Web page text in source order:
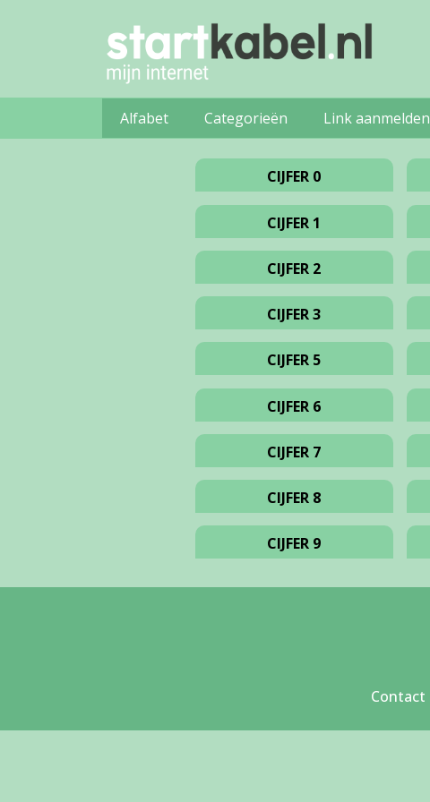
Alfabet Categorieën Link aanmelden
CIJFER 0
CIJFER 1
CIJFER 2
CIJFER 3
CIJFER 5
CIJFER 6
CIJFER 7
CIJFER 8
CIJFER 9
Contact